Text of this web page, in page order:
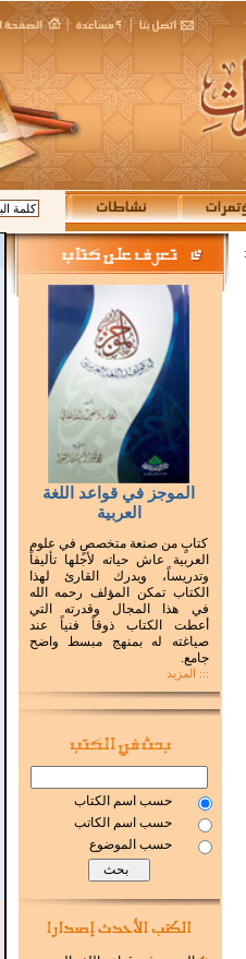
الموجز في قواعد اللغة
العربية
كتابٍ من صنعة متخصصٍ في علوم
العربية عاش حياته لأجلها تأليفاً
وتدريساً، ويدرك القارئ لهذا
الكتاب تمكن المؤلف رحمه الله
في هذا المجال وقدرته التي
أعطت الكتاب ذوقاً فنياً عند
صياغته له بمنهج مبسط واضح
جامع.
::: المزيد
حسب اسم الكتاب
حسب اسم الكاتب
حسب الموضوع